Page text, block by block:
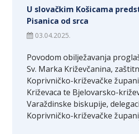
U slovačkim Košicama
Pisanica od srca
03.04.2025.
Povodom obilježavanja
Sv. Marka Križevčanina,
Koprivničko-križevačke
Križevaca te Bjelovarsko-
Varaždinske biskupije,
Koprivničko-križevačke